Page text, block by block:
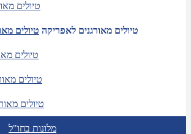
טיולים
טיולים מאורגנים לאפריקה טיולים
טיולים
טיולים
טיולים
מלונות בחו"ל